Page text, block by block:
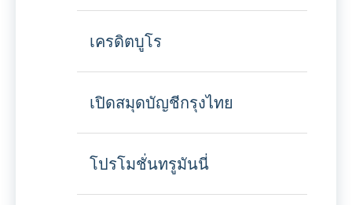
เครดิตบูโร
เปิดสมุดบัญชีกรุงไทย
โปรโมชั่นทรูมันนี่